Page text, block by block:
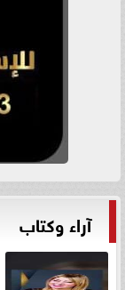
آراء وكتاب